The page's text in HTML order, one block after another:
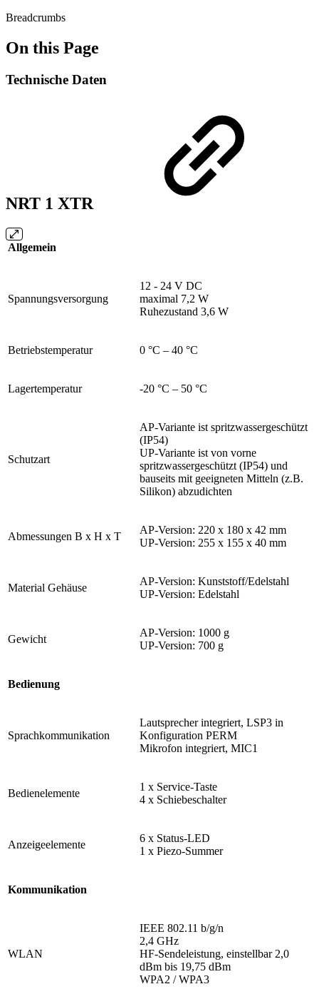
Breadcrumbs
On this Page
Technische Daten
NRT 1 XTR
Allgemein
Spannungsversorgung
12 - 24 V DC
maximal 7,2 W
Ruhezustand 3,6 W
Betriebstemperatur 0 °C – 40 °C
Lagertemperatur -20 °C – 50 °C
Schutzart
AP-Variante ist spritzwassergeschützt
(IP54)
UP-Variante ist von vorne
spritzwassergeschützt (IP54) und
bauseits mit geeigneten Mitteln (z.B.
Silikon) abzudichten
Abmessungen B x H x T
AP-Version: 220 x 180 x 42 mm
UP-Version: 255 x 155 x 40 mm
Material Gehäuse
AP-Version: Kunststoff/Edelstahl
UP-Version: Edelstahl
Gewicht
AP-Version: 1000 g
UP-Version: 700 g
Bedienung
Sprachkommunikation
Lautsprecher integriert, LSP3 in
Konfiguration PERM
Mikrofon integriert, MIC1
Bedienelemente
1 x Service-Taste
4 x Schiebeschalter
Anzeigeelemente
6 x Status-LED
1 x Piezo-Summer
Kommunikation
WLAN
IEEE 802.11 b/g/n
2,4 GHz
HF-Sendeleistung, einstellbar 2,0
dBm bis 19,75 dBm
WPA2 / WPA3